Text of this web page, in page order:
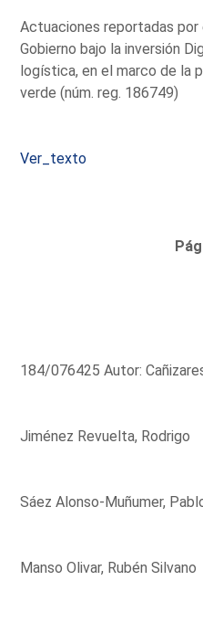
Actuaciones reportadas
Gobierno bajo la inversión
logística, en el marco de la
verde (núm. reg. 186749)
Ver_texto
184/076425 Autor:
Jiménez Revuelta, Rodrigo
Sáez Alonso-Muñumer,
Manso Olivar, Rubén Silvano